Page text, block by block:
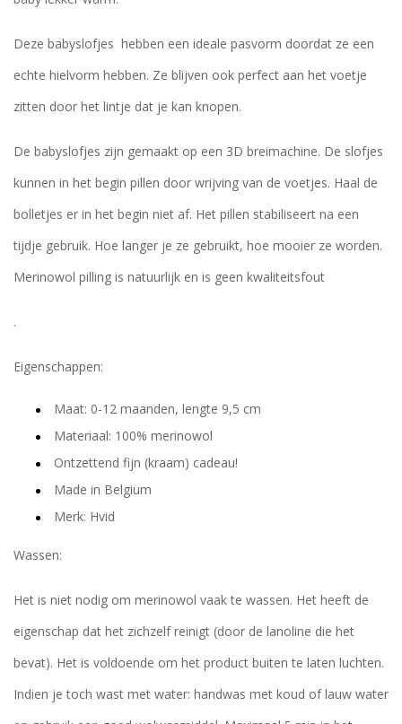
Deze babyslofjes hebben een ideale pasvorm doordat ze een
echte hielvorm hebben. Ze blijven ook perfect aan het voetje
zitten door het lintje dat je kan knopen.
De babyslofjes zijn gemaakt op een 3D breimachine. De slofjes
kunnen in het begin pillen door wrijving van de voetjes. Haal de
bolletjes er in het begin niet af. Het pillen stabiliseert na een
tijdje gebruik. Hoe langer je ze gebruikt, hoe mooier ze worden.
Merinowol pilling is natuurlijk en is geen kwaliteitsfout
.
Eigenschappen:
Maat: 0-12 maanden, lengte 9,5 cm
Materiaal: 100% merinowol
Ontzettend fijn (kraam) cadeau!
Made in Belgium
Merk: Hvid
Wassen:
Het is niet nodig om merinowol vaak te wassen. Het heeft de
eigenschap dat het zichzelf reinigt (door de lanoline die het
bevat). Het is voldoende om het product buiten te laten luchten.
Indien je toch wast met water: handwas met koud of lauw water